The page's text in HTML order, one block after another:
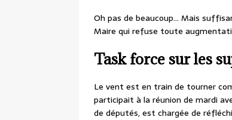
Oh pas de beaucoup… Mais
Maire qui refuse toute
Task force sur les
Le vent est en train de tourner
participait à la réunion de mardi
de députés, est chargée de